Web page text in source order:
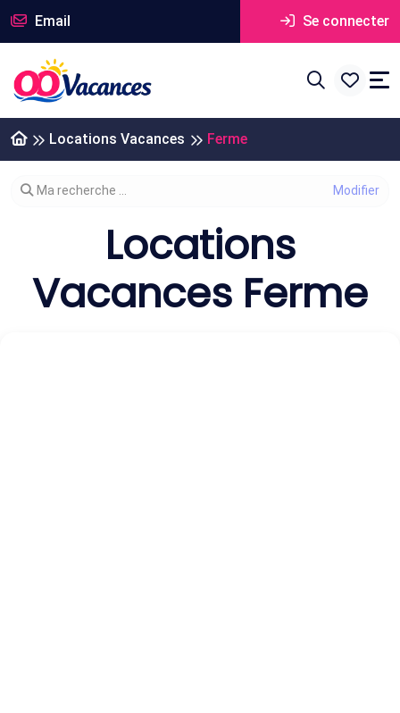
Email Se connecter
Locations Vacances Ferme
Modifier votre recherche
Ma recherche ...
Locations
Vacances Ferme